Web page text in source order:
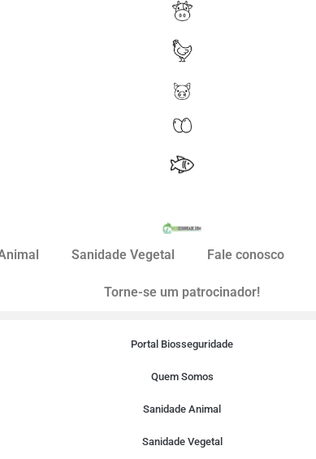
Sanidade Vegetal Fale conosco
Torne-se um patrocinador!
Portal Biosseguridade
Quem Somos
Sanidade Animal
Sanidade Vegetal